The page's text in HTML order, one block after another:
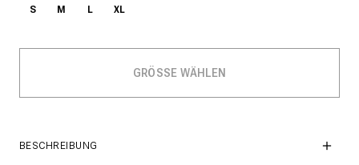
S M L XL
BESCHREIBUNG